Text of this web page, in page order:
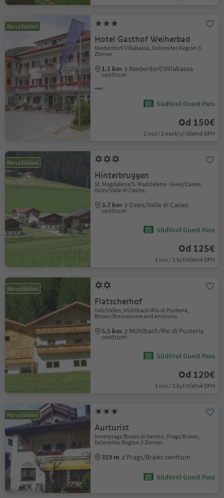
Na vyžádání
Hotel Gasthof Weiherbad
Niederdorf/Villabassa, Dolomites Region 3
Zinnen
1.1 km z Niederdorf/Villabassa
centrum
Südtirol Guest Pass
Od 150€
1 noc / 2 osob(y) Včetně DPH
Na vyžádání
Hinterbruggen
St. Magdalena/S. Maddalena - Gsies/Casies,
Gsies/Valle di Casies,
3.7 km z Gsies/Valle di Casies
centrum
Südtirol Guest Pass
Od 125€
1 noc / 1 byt Včetně DPH
Na vyžádání
Flatscherhof
Vals/Valles, Mühlbach/Rio di Pusteria,
Brixen/Bressanone and environs
5.5 km z Mühlbach/Rio di Pusteria
centrum
Südtirol Guest Pass
Od 120€
1 noc / 1 byt Včetně DPH
Na vyžádání
Aurturist
Innerprags/Braies di Dentro, Prags/Braies,
Dolomites Region 3 Zinnen
319 m z Prags/Braies centrum
Südtirol Guest Pass